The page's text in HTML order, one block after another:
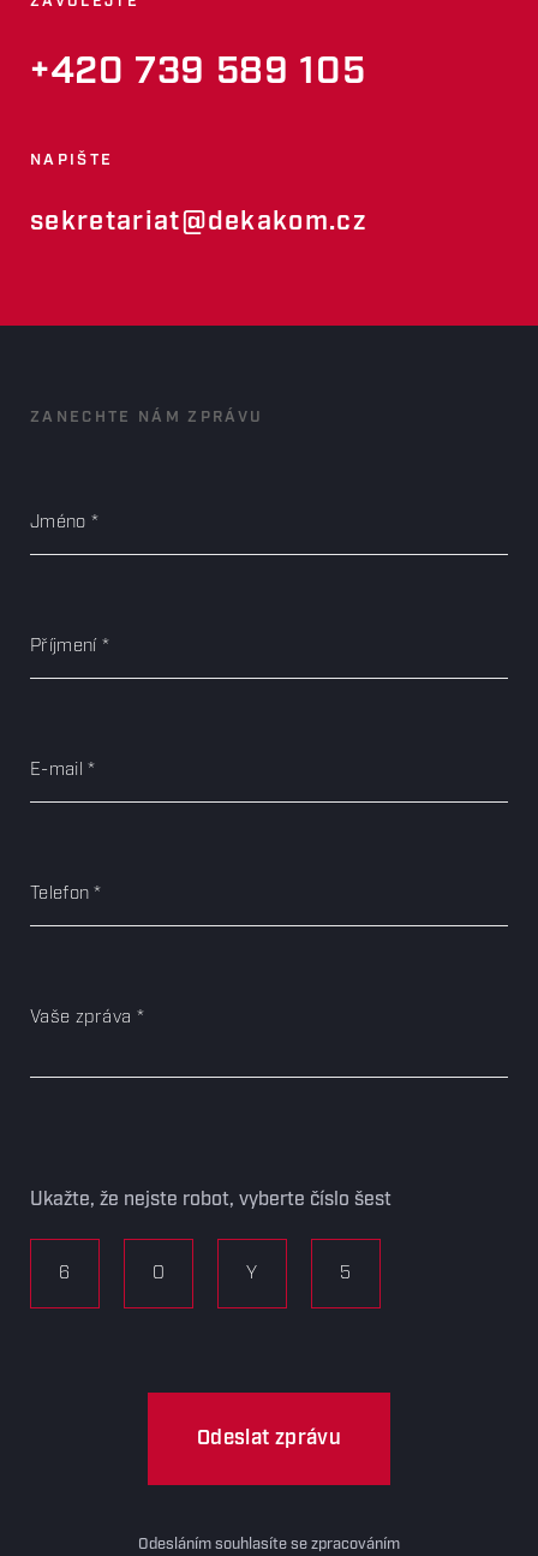
+420 739 589 105
NAPIŠTE
sekretariat@dekakom.cz
ZANECHTE NÁM ZPRÁVU
Jméno
Příjmení
E-mail
Telefon
Vaše zpráva
Ukažte, že nejste robot, vyberte číslo šest
6 O Y 5
Odeslat zprávu
Odesláním souhlasíte se zpracováním